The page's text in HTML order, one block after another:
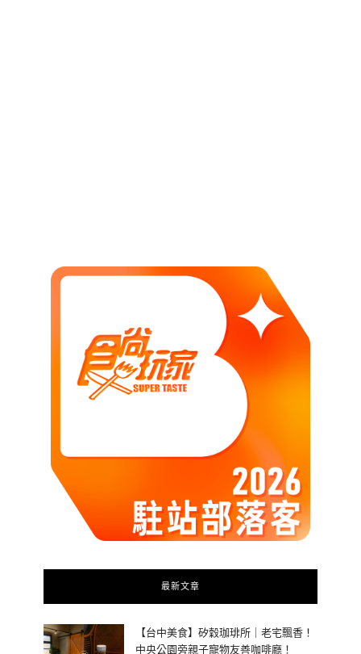
最新文章
【台中美食】矽穀珈琲所｜老宅飄香！
中央公園旁親子寵物友善咖啡廳！